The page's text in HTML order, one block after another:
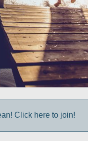
Click here to join!